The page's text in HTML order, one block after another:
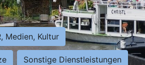
Medien, Kultur
Sonstige Dienstleistungen